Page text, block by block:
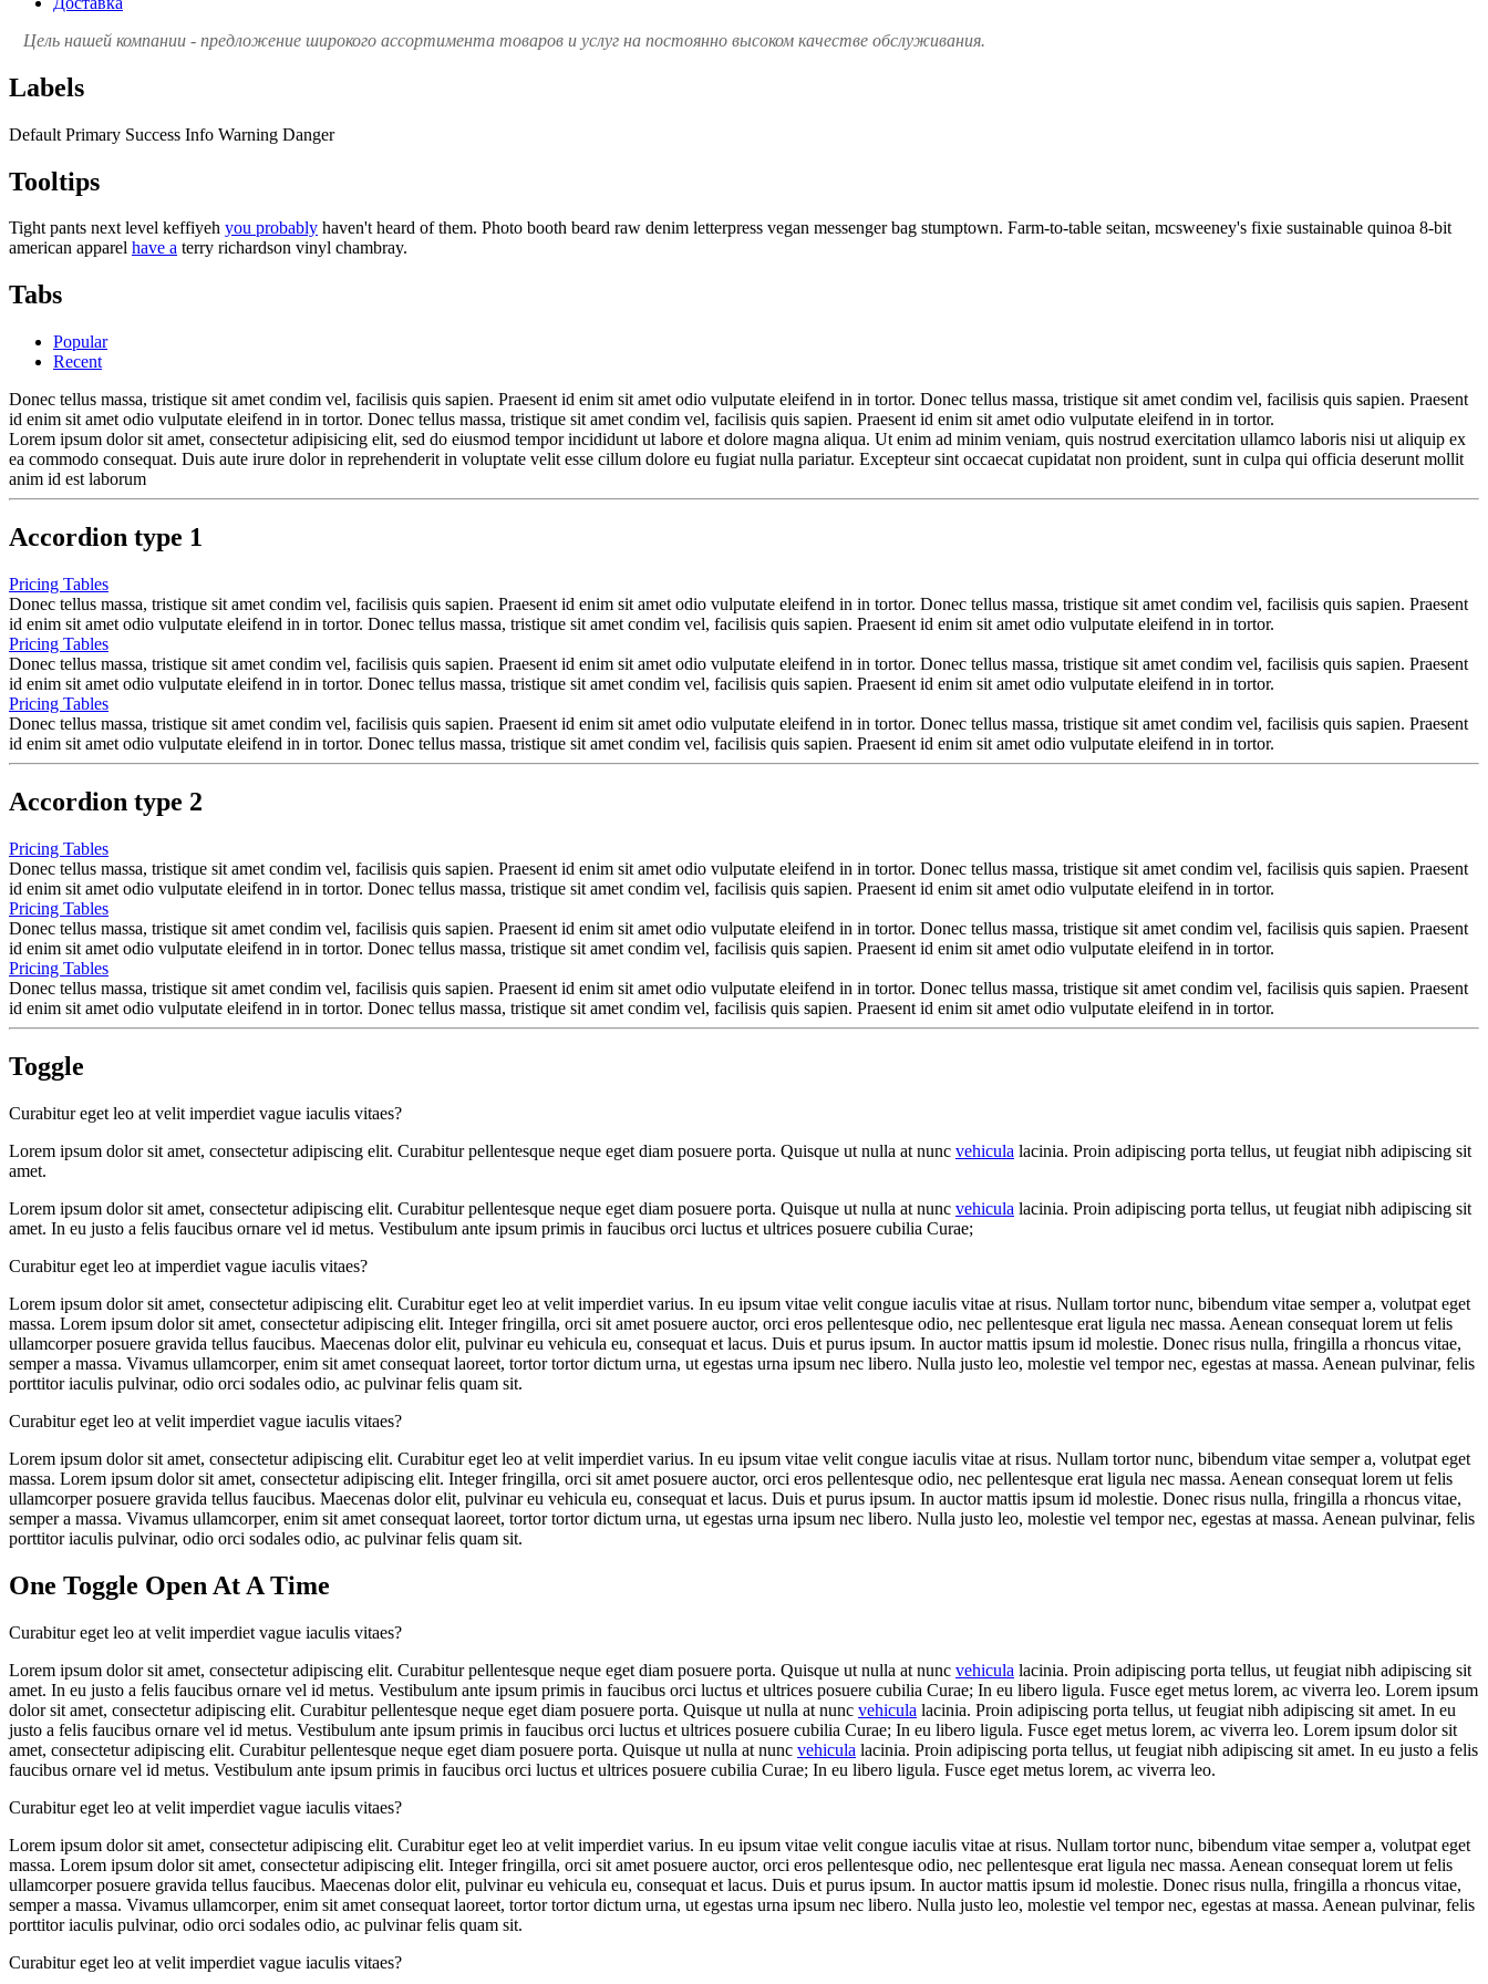
Цель нашей компании - предложение широкого ассортимента товаров и услуг на постоянно высоком качестве обслуживания.
Labels
Default Primary Success Info Warning Danger
Tooltips
Tight pants next level keffiyeh you probably haven't heard of them. Photo booth beard raw denim letterpress vegan messenger bag stumptown. Farm-to-table seitan, mcsweeney's fixie sustainable quinoa 8-bit
american apparel have a terry richardson vinyl chambray.
Tabs
Popular
Recent
Donec tellus massa, tristique sit amet condim vel, facilisis quis sapien. Praesent id enim sit amet odio vulputate eleifend in in tortor. Donec tellus massa, tristique sit amet condim vel, facilisis quis sapien. Praesent
id enim sit amet odio vulputate eleifend in in tortor. Donec tellus massa, tristique sit amet condim vel, facilisis quis sapien. Praesent id enim sit amet odio vulputate eleifend in in tortor.
Lorem ipsum dolor sit amet, consectetur adipisicing elit, sed do eiusmod tempor incididunt ut labore et dolore magna aliqua. Ut enim ad minim veniam, quis nostrud exercitation ullamco laboris nisi ut aliquip ex
ea commodo consequat. Duis aute irure dolor in reprehenderit in voluptate velit esse cillum dolore eu fugiat nulla pariatur. Excepteur sint occaecat cupidatat non proident, sunt in culpa qui officia deserunt mollit
anim id est laborum
Accordion type 1
Pricing Tables
Donec tellus massa, tristique sit amet condim vel, facilisis quis sapien. Praesent id enim sit amet odio vulputate eleifend in in tortor. Donec tellus massa, tristique sit amet condim vel, facilisis quis sapien. Praesent
id enim sit amet odio vulputate eleifend in in tortor. Donec tellus massa, tristique sit amet condim vel, facilisis quis sapien. Praesent id enim sit amet odio vulputate eleifend in in tortor.
Pricing Tables
Donec tellus massa, tristique sit amet condim vel, facilisis quis sapien. Praesent id enim sit amet odio vulputate eleifend in in tortor. Donec tellus massa, tristique sit amet condim vel, facilisis quis sapien. Praesent
id enim sit amet odio vulputate eleifend in in tortor. Donec tellus massa, tristique sit amet condim vel, facilisis quis sapien. Praesent id enim sit amet odio vulputate eleifend in in tortor.
Pricing Tables
Donec tellus massa, tristique sit amet condim vel, facilisis quis sapien. Praesent id enim sit amet odio vulputate eleifend in in tortor. Donec tellus massa, tristique sit amet condim vel, facilisis quis sapien. Praesent
id enim sit amet odio vulputate eleifend in in tortor. Donec tellus massa, tristique sit amet condim vel, facilisis quis sapien. Praesent id enim sit amet odio vulputate eleifend in in tortor.
Accordion type 2
Pricing Tables
Donec tellus massa, tristique sit amet condim vel, facilisis quis sapien. Praesent id enim sit amet odio vulputate eleifend in in tortor. Donec tellus massa, tristique sit amet condim vel, facilisis quis sapien. Praesent
id enim sit amet odio vulputate eleifend in in tortor. Donec tellus massa, tristique sit amet condim vel, facilisis quis sapien. Praesent id enim sit amet odio vulputate eleifend in in tortor.
Pricing Tables
Donec tellus massa, tristique sit amet condim vel, facilisis quis sapien. Praesent id enim sit amet odio vulputate eleifend in in tortor. Donec tellus massa, tristique sit amet condim vel, facilisis quis sapien. Praesent
id enim sit amet odio vulputate eleifend in in tortor. Donec tellus massa, tristique sit amet condim vel, facilisis quis sapien. Praesent id enim sit amet odio vulputate eleifend in in tortor.
Pricing Tables
Donec tellus massa, tristique sit amet condim vel, facilisis quis sapien. Praesent id enim sit amet odio vulputate eleifend in in tortor. Donec tellus massa, tristique sit amet condim vel, facilisis quis sapien. Praesent
id enim sit amet odio vulputate eleifend in in tortor. Donec tellus massa, tristique sit amet condim vel, facilisis quis sapien. Praesent id enim sit amet odio vulputate eleifend in in tortor.
Toggle
Curabitur eget leo at velit imperdiet vague iaculis vitaes?
Lorem ipsum dolor sit amet, consectetur adipiscing elit. Curabitur pellentesque neque eget diam posuere porta. Quisque ut nulla at nunc vehicula lacinia. Proin adipiscing porta tellus, ut feugiat nibh adipiscing sit
amet.
Lorem ipsum dolor sit amet, consectetur adipiscing elit. Curabitur pellentesque neque eget diam posuere porta. Quisque ut nulla at nunc vehicula lacinia. Proin adipiscing porta tellus, ut feugiat nibh adipiscing sit
amet. In eu justo a felis faucibus ornare vel id metus. Vestibulum ante ipsum primis in faucibus orci luctus et ultrices posuere cubilia Curae;
Curabitur eget leo at imperdiet vague iaculis vitaes?
Lorem ipsum dolor sit amet, consectetur adipiscing elit. Curabitur eget leo at velit imperdiet varius. In eu ipsum vitae velit congue iaculis vitae at risus. Nullam tortor nunc, bibendum vitae semper a, volutpat eget
massa. Lorem ipsum dolor sit amet, consectetur adipiscing elit. Integer fringilla, orci sit amet posuere auctor, orci eros pellentesque odio, nec pellentesque erat ligula nec massa. Aenean consequat lorem ut felis
ullamcorper posuere gravida tellus faucibus. Maecenas dolor elit, pulvinar eu vehicula eu, consequat et lacus. Duis et purus ipsum. In auctor mattis ipsum id molestie. Donec risus nulla, fringilla a rhoncus vitae,
semper a massa. Vivamus ullamcorper, enim sit amet consequat laoreet, tortor tortor dictum urna, ut egestas urna ipsum nec libero. Nulla justo leo, molestie vel tempor nec, egestas at massa. Aenean pulvinar, felis
porttitor iaculis pulvinar, odio orci sodales odio, ac pulvinar felis quam sit.
Curabitur eget leo at velit imperdiet vague iaculis vitaes?
Lorem ipsum dolor sit amet, consectetur adipiscing elit. Curabitur eget leo at velit imperdiet varius. In eu ipsum vitae velit congue iaculis vitae at risus. Nullam tortor nunc, bibendum vitae semper a, volutpat eget
massa. Lorem ipsum dolor sit amet, consectetur adipiscing elit. Integer fringilla, orci sit amet posuere auctor, orci eros pellentesque odio, nec pellentesque erat ligula nec massa. Aenean consequat lorem ut felis
ullamcorper posuere gravida tellus faucibus. Maecenas dolor elit, pulvinar eu vehicula eu, consequat et lacus. Duis et purus ipsum. In auctor mattis ipsum id molestie. Donec risus nulla, fringilla a rhoncus vitae,
semper a massa. Vivamus ullamcorper, enim sit amet consequat laoreet, tortor tortor dictum urna, ut egestas urna ipsum nec libero. Nulla justo leo, molestie vel tempor nec, egestas at massa. Aenean pulvinar, felis
porttitor iaculis pulvinar, odio orci sodales odio, ac pulvinar felis quam sit.
One Toggle Open At A Time
Curabitur eget leo at velit imperdiet vague iaculis vitaes?
Lorem ipsum dolor sit amet, consectetur adipiscing elit. Curabitur pellentesque neque eget diam posuere porta. Quisque ut nulla at nunc vehicula lacinia. Proin adipiscing porta tellus, ut feugiat nibh adipiscing sit
amet. In eu justo a felis faucibus ornare vel id metus. Vestibulum ante ipsum primis in faucibus orci luctus et ultrices posuere cubilia Curae; In eu libero ligula. Fusce eget metus lorem, ac viverra leo. Lorem ipsum
dolor sit amet, consectetur adipiscing elit. Curabitur pellentesque neque eget diam posuere porta. Quisque ut nulla at nunc vehicula lacinia. Proin adipiscing porta tellus, ut feugiat nibh adipiscing sit amet. In eu
justo a felis faucibus ornare vel id metus. Vestibulum ante ipsum primis in faucibus orci luctus et ultrices posuere cubilia Curae; In eu libero ligula. Fusce eget metus lorem, ac viverra leo. Lorem ipsum dolor sit
amet, consectetur adipiscing elit. Curabitur pellentesque neque eget diam posuere porta. Quisque ut nulla at nunc vehicula lacinia. Proin adipiscing porta tellus, ut feugiat nibh adipiscing sit amet. In eu justo a felis
faucibus ornare vel id metus. Vestibulum ante ipsum primis in faucibus orci luctus et ultrices posuere cubilia Curae; In eu libero ligula. Fusce eget metus lorem, ac viverra leo.
Curabitur eget leo at velit imperdiet vague iaculis vitaes?
Lorem ipsum dolor sit amet, consectetur adipiscing elit. Curabitur eget leo at velit imperdiet varius. In eu ipsum vitae velit congue iaculis vitae at risus. Nullam tortor nunc, bibendum vitae semper a, volutpat eget
massa. Lorem ipsum dolor sit amet, consectetur adipiscing elit. Integer fringilla, orci sit amet posuere auctor, orci eros pellentesque odio, nec pellentesque erat ligula nec massa. Aenean consequat lorem ut felis
ullamcorper posuere gravida tellus faucibus. Maecenas dolor elit, pulvinar eu vehicula eu, consequat et lacus. Duis et purus ipsum. In auctor mattis ipsum id molestie. Donec risus nulla, fringilla a rhoncus vitae,
semper a massa. Vivamus ullamcorper, enim sit amet consequat laoreet, tortor tortor dictum urna, ut egestas urna ipsum nec libero. Nulla justo leo, molestie vel tempor nec, egestas at massa. Aenean pulvinar, felis
porttitor iaculis pulvinar, odio orci sodales odio, ac pulvinar felis quam sit.
Curabitur eget leo at velit imperdiet vague iaculis vitaes?